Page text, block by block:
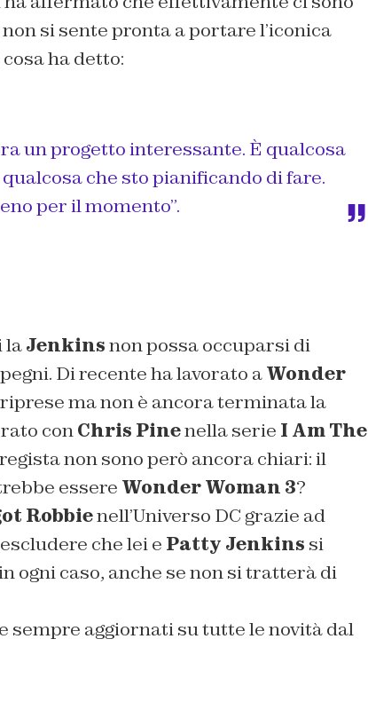
si sente pronta a portare l’iconica
ha detto:
un progetto interessante. È qualcosa
che sto pianificando di fare.
per il momento”.
laJenkinsnon possa occuparsi di
Di recente ha lavorato aWonder
ma non è ancora terminata la
conChris Pinenella serie I Am The
non sono però ancora chiari: il
essere Wonder Woman 3?
Robbienell’Universo DC grazie ad
che lei e Patty Jenkins si
ogni caso, anche se non si tratterà di
sempre aggiornati su tutte le novità dal